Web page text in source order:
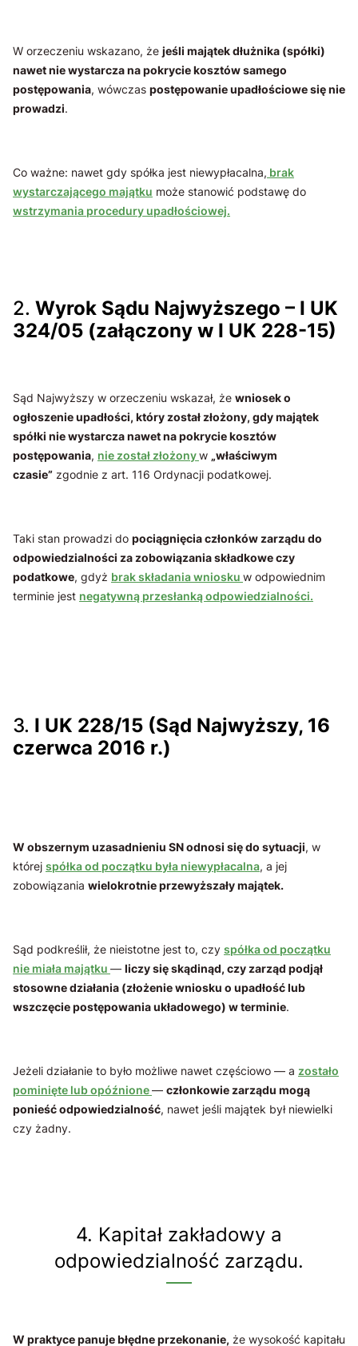
W orzeczeniu wskazano, że jeśli majątek dłużnika (spółki)
nawet nie wystarcza na pokrycie kosztów samego
postępowania, wówczas postępowanie upadłościowe się nie
prowadzi.
Co ważne: nawet gdy spółka jest niewypłacalna, brak
wystarczającego majątku może stanowić podstawę do
wstrzymania procedury upadłościowej.
Wyrok Sądu Najwyższego – I UK
324/05 (załączony w I UK 228-15)
Sąd Najwyższy w orzeczeniu wskazał, że wniosek o
ogłoszenie upadłości, który został złożony, gdy majątek
spółki nie wystarcza nawet na pokrycie kosztów
postępowania, nie został złożonyw „właściwym
czasie” zgodnie z art. 116 Ordynacji podatkowej.
Taki stan prowadzi do pociągnięcia członków zarządu do
odpowiedzialności za zobowiązania składkowe czy
podatkowe, gdyż brak składania wniosku w odpowiednim
terminie jest negatywną przesłanką odpowiedzialności.
I UK 228/15 (Sąd Najwyższy, 16
czerwca 2016 r.)
W obszernym uzasadnieniu SN odnosi się do sytuacji, w
której spółka od początku była niewypłacalna, a jej
zobowiązania wielokrotnie przewyższały majątek.
Sąd podkreślił, że nieistotne jest to, czy spółka od początku
nie miała majątku — liczy się skądinąd, czy zarząd podjął
stosowne działania (złożenie wniosku o upadłość lub
wszczęcie postępowania układowego) w terminie.
Jeżeli działanie to było możliwe nawet częściowo — a zostało
pominięte lub opóźnione— członkowie zarządu mogą
ponieść odpowiedzialność, nawet jeśli majątek był niewielki
czy żadny.
4. Kapitał zakładowy a
odpowiedzialność zarządu.
W praktyce panuje błędne przekonanie, że wysokość kapitału